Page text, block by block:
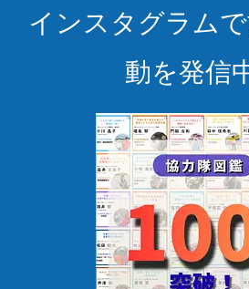
インスタグラム
動を発信